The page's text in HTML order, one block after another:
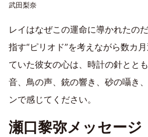
武田梨奈
レイはなぜこの運命に導かれたの
指す“ピリオド”を考えながら数カ
ていた彼女の心は、時計の針とと
音、鳥の声、銃の響き、砂の囁き
ンで感じてください。
瀬口黎弥メッセージ